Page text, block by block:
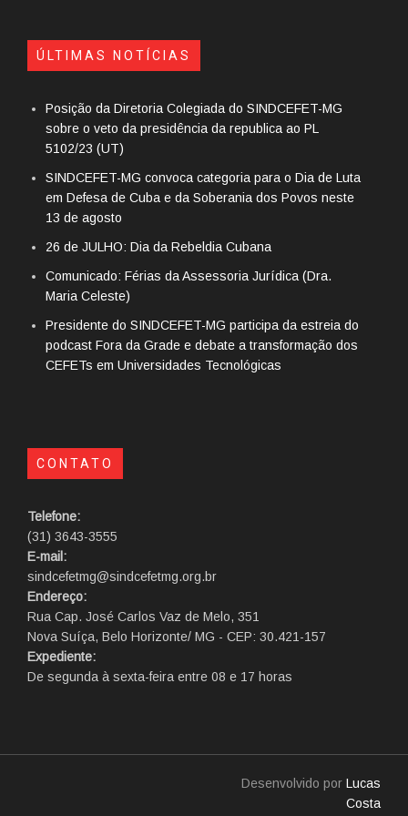
ÚLTIMAS NOTÍCIAS
Posição da Diretoria Colegiada do SINDCEFET-MG
sobre o veto da presidência da republica ao PL
5102/23 (UT)
SINDCEFET-MG convoca categoria para o Dia de Luta
em Defesa de Cuba e da Soberania dos Povos neste
13 de agosto
26 de JULHO: Dia da Rebeldia Cubana
Comunicado: Férias da Assessoria Jurídica (Dra.
Maria Celeste)
Presidente do SINDCEFET-MG participa da estreia do
podcast Fora da Grade e debate a transformação dos
CEFETs em Universidades Tecnológicas
CONTATO
Telefone:
(31) 3643-3555
E-mail:
sindcefetmg@sindcefetmg.org.br
Endereço:
Rua Cap. José Carlos Vaz de Melo, 351
Nova Suíça, Belo Horizonte/ MG - CEP: 30.421-157
Expediente:
De segunda à sexta-feira entre 08 e 17 horas
Desenvolvido por Lucas
Costa